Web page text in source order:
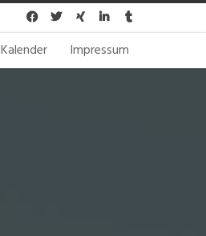
    
Kalender Impressum